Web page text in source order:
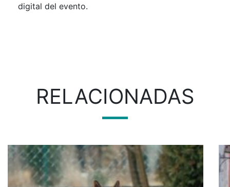
digital del evento.
RELACIONADAS